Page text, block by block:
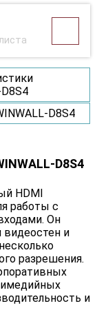
D8S4
D8S4
HDMI
работы с
Он
и
разрешения.
и